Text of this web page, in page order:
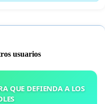
usuarios
QUE DEFIENDA A LOS